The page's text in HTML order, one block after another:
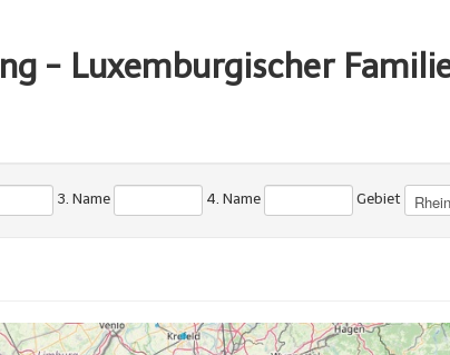
- Luxemburgischer
3. Name 4. Name Gebiet